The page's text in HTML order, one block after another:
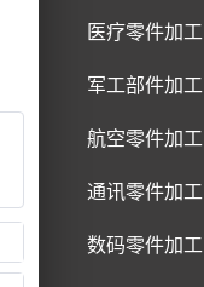
医疗零件加工
军工部件加工
航空零件加工
通讯零件加工
数码零件加工